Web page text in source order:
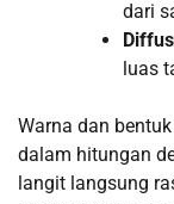
dari
luas
Warna dan
dalam hitungan
langit langsung